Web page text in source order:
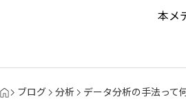
本メ
ブログ 分析 データ分析の手法って